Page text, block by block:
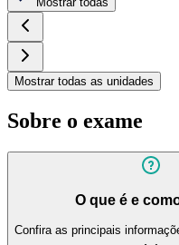
Mostrar todas as unidades
Sobre o exame
O que é e
Confira as principais